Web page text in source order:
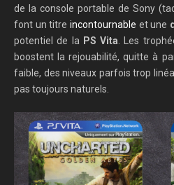
de la console portable de Sony
font un titre incontournable et une
potentiel de la PS Vita . Les
boostent la rejouabilité, quitte à
faible, des niveaux parfois trop
pas toujours naturels.